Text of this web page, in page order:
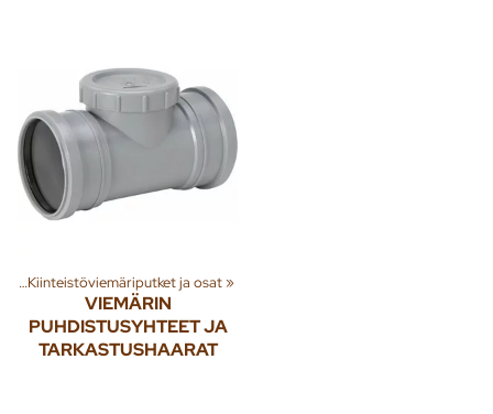
‪» Kiinteistöviemäriputket ja osat‪»
VIEMÄRIN
PUHDISTUSYHTEET JA
TARKASTUSHAARAT